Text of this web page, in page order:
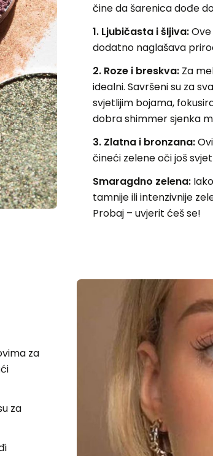
čine da šarenica dođe
1. Ljubičasta i šljiva:
dodatno naglašava
2. Roze i breskva: Za
idealni. Savršeni su za
svjetlijim bojama,
dobra shimmer sjenka
3. Zlatna i bronzana:
čineći zelene oči još
Smaragdno zelena:
tamnije ili intenzivnije
Probaj – uvjerit ćeš se!
za
za